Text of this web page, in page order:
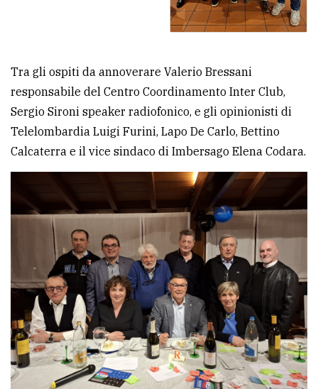
Tra gli ospiti da annoverare Valerio Bressani
responsabile del Centro Coordinamento Inter Club,
Sergio Sironi speaker radiofonico, e gli opinionisti di
Telelombardia Luigi Furini, Lapo De Carlo, Bettino
Calcaterra e il vice sindaco di Imbersago Elena Codara.